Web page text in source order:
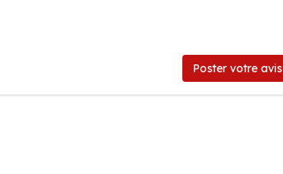
Poster votre avis